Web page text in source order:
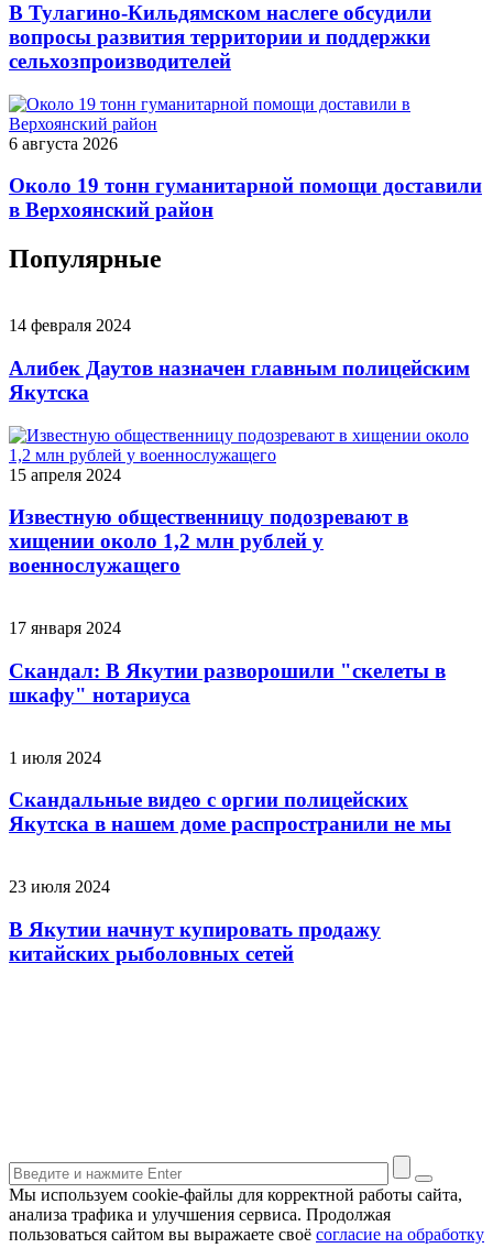
В Тулагино-Кильдямском наслеге обсудили
вопросы развития территории и поддержки
сельхозпроизводителей
6 августа 2026
Около 19 тонн гуманитарной помощи доставили
в Верхоянский район
Популярные
14 февраля 2024
Алибек Даутов назначен главным полицейским
Якутска
15 апреля 2024
Известную общественницу подозревают в
хищении около 1,2 млн рублей у
военнослужащего
17 января 2024
Скандал: В Якутии разворошили "скелеты в
шкафу" нотариуса
1 июля 2024
Скандальные видео с оргии полицейских
Якутска в нашем доме распространили не мы
23 июля 2024
В Якутии начнут купировать продажу
китайских рыболовных сетей
Мы используем cookie-файлы для корректной работы сайта,
анализа трафика и улучшения сервиса. Продолжая
пользоваться сайтом вы выражаете своё согласие на обработку